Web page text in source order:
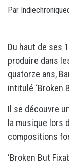
Par
Du haut de ses
produire dans
quatorze ans,
intitulé ‘Broken
Il se découvre
la musique lors
compositions
‘Broken But